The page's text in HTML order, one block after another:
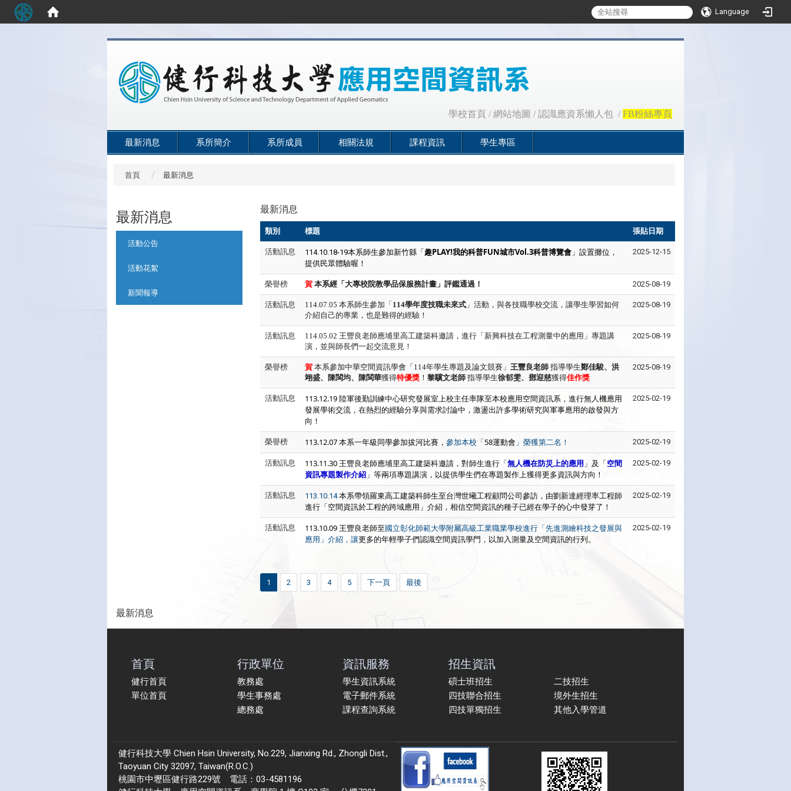
Language
學校首頁 /網站地圖 /認識應資系懶人包 /FB粉絲專頁
最新消息 系所簡介 系所成員 相關法規 課程資訊 學生專區
首頁 最新消息
最新消息
活動公告
活動花絮
新聞報導
最新消息
類別 標題 張貼日期
活動訊息 114.10.18-19本系師生參加新竹縣「趣PLAY!我的科普FUN城市Vol.3科普博覽會 」設置攤位，
提供民眾體驗喔！
2025-12-15
榮譽榜 賀 本系經「大專校院教學品保服務計畫」評鑑通過！ 2025-08-19
活動訊息 114.07.05 本系師生參加「 114學年度技職未來式 」活動，與各技職學校交流，讓學生學習如何
介紹自己的專業，也是難得的經驗！
2025-08-19
活動訊息 114.05.02 王豐良老師應埔里高工建築科邀請，進行「新興科技在工程測量中的應用」專題講
演，並與師長們一起交流意見！
2025-08-19
榮譽榜 賀 本系參加中華空間資訊學會「 114年學生專題及論文競賽」 王豐良老師 指導學生鄭佳駿、洪
翊盛、陳閩均、陳閩華獲得特優獎 ！ 黎驥文老師 指導學生徐郁雯、鄧迎慈獲得佳作獎
2025-08-19
活動訊息
113.12.19 陸軍後勤訓練中心研究發展室上校主任率隊至本校應用空間資訊系，進行無人機應用
發展學術交流，在熱烈的經驗分享與需求討論中，激盪出許多學術研究與軍事應用的啟發與方
向！
2025-02-19
榮譽榜 113.12.07 本系一年級同學參加拔河比賽， 參加本校「 58運動會 」榮獲第二名！ 2025-02-19
活動訊息 113.11.30 王豐良老師應埔里高工建築科邀請，對師生進行「無人機在防災上的應用 」及「空間
資訊專題製作介紹 」等兩項專題講演，以提供學生們在專題製作上獲得更多資訊與方向！
2025-02-19
活動訊息 113.10.14本系帶領羅東高工建築科師生至台灣世曦工程顧問公司參訪，由劉新達經理率工程師
進行「空間資訊於工程的跨域應用」介紹，相信空間資訊的種子已經在學子的心中發芽了！
2025-02-19
活動訊息 113.10.09 王豐良老師至 國立彰化師範大學附屬高級工業職業學校進行 「先進測繪科技之發展與
應用」介紹，讓更多的年輕學子們認識空間資訊學門，以加入測量及空間資訊的行列。
2025-02-19
1 2 3 4 5 下一頁 最後
最新消息
首頁
健行首頁
單位首頁
行政單位
教務處
學生事務處
總務處
資訊服務
學生資訊系統
電子郵件系統
課程查詢系統
招生資訊
碩士班招生
四技聯合招生
四技單獨招生
二技招生
境外生招生
其他入學管道
健行科技大學 Chien Hsin University, No.229, Jianxing Rd., Zhongli Dist.,
Taoyuan City 32097, Taiwan(R.O.C.)
桃園市中壢區健行路229號 電話：03-4581196